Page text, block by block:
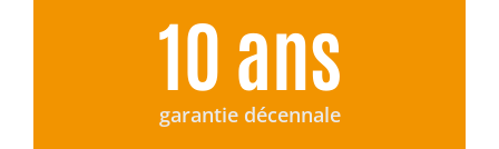
garantie décennale
10 ans